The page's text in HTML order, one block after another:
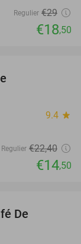
Regulier €29
€18,50
9.4 star
Regulier €22,40
€14,50
De